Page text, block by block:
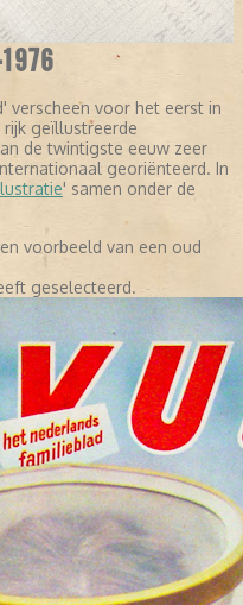
1976
verscheen voor het eerst in
rijk geïllustreerde
de twintigste eeuw zeer
georiënteerd. In
' samen onder de
voorbeeld van een oud
geselecteerd.